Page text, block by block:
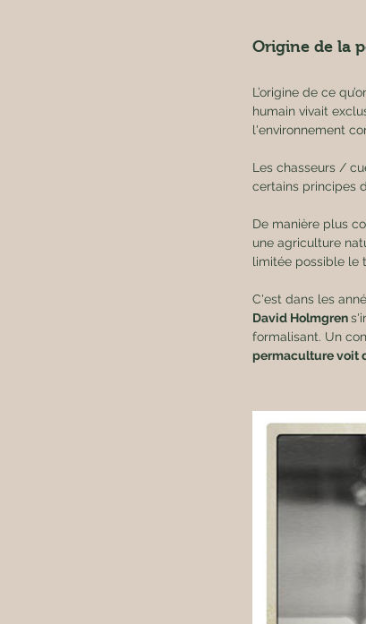
Origine de la
L’origine de ce
humain vivait
l'environnement
Les chasseurs /
certains principes
De manière plus
une agriculture
limitée possible le
C'est dans les
David Holmgren
formalisant. Un
permaculture voit